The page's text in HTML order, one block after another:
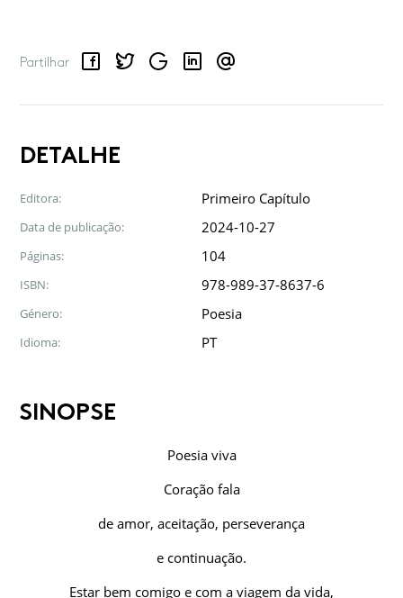
Partilhar
FacebookTwitterGoogle LinkedInEmail
DETALHE
Editora: Primeiro Capítulo
Data de publicação: 2024-10-27
Páginas: 104
ISBN: 978-989-37-8637-6
Género: Poesia
Idioma: PT
SINOPSE
Poesia viva
Coração fala
de amor, aceitação, perseverança
e continuação.
Estar bem comigo e com a viagem da vida,